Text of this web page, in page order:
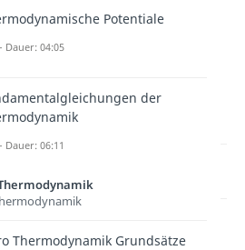
Entdecke hier deine Chancen.
Potentiale
Dauer: 04:05
der
Dauer: 06:11
Thermodynamik Grundsätze